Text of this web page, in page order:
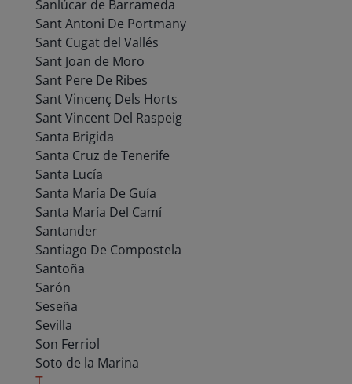
Sanlúcar de Barrameda
Sant Antoni De Portmany
Sant Cugat del Vallés
Sant Joan de Moro
Sant Pere De Ribes
Sant Vincenç Dels Horts
Sant Vincent Del Raspeig
Santa Brigida
Santa Cruz de Tenerife
Santa Lucía
Santa María De Guía
Santa María Del Camí
Santander
Santiago De Compostela
Santoña
Sarón
Seseña
Sevilla
Son Ferriol
Soto de la Marina